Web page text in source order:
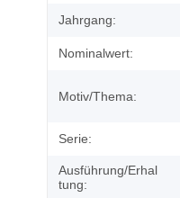
Jahrgang:
Nominalwert:
Motiv/Thema:
Serie:
Ausführung/Erhal
tung: